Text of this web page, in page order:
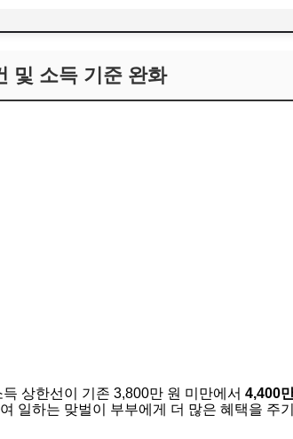
및 소득 기준 완화
상한선이 기존 3,800만 원 미만에서 4,400
일하는 맞벌이 부부에게 더 많은 혜택을 주